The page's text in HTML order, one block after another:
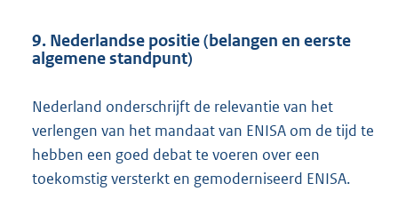
9. Nederlandse positie (belangen en eerste
algemene standpunt)
Nederland onderschrijft de relevantie van het
verlengen van het mandaat van ENISA om de tijd te
hebben een goed debat te voeren over een
toekomstig versterkt en gemoderniseerd ENISA.